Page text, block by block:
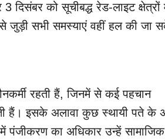
को सूचीबद्ध रेड-लाइट क्षेत्रों
से जुड़ी सभी समस्याएं वहीं हल की जा
रहती हैं, जिनमें से कई पहचान
हैं। इसके अलावा कुछ स्थायी पते के
पंजीकरण का अधिकार उन्हें सामाजिक